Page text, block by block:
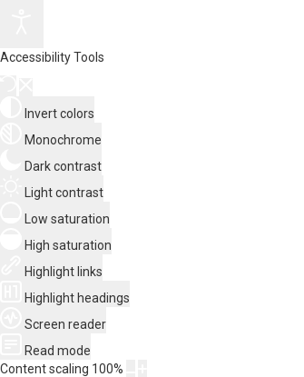
Accessibility Tools
Invert colors
Monochrome
Dark contrast
Light contrast
Low saturation
High saturation
Highlight links
Highlight headings
Screen reader
Read mode
Content scaling 100%